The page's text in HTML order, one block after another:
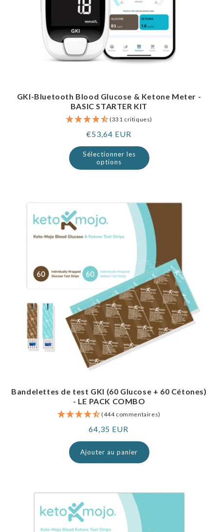
GKI-Bluetooth Blood Glucose & Ketone Meter -
BASIC STARTER KIT
(331 critiques)
Prix
normal
€53,64 EUR
Sélectionner les
options
Bandelettes de test GKI (60 Glucose + 60 Cétones)
- LE PACK COMBO
(444 commentaires)
Prix
normal
64,35 EUR
Ajouter au panier